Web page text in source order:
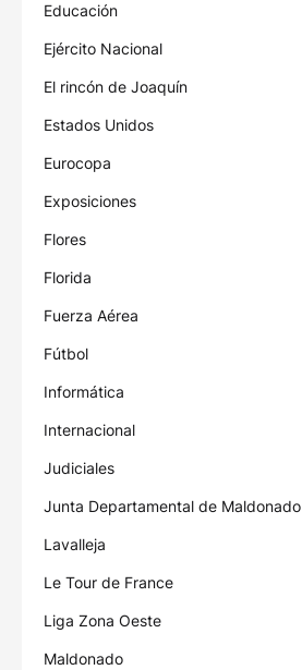
Educación
Ejército Nacional
El rincón de Joaquín
Estados Unidos
Eurocopa
Exposiciones
Flores
Florida
Fuerza Aérea
Fútbol
Informática
Internacional
Judiciales
Junta Departamental de Maldonado
Lavalleja
Le Tour de France
Liga Zona Oeste
Maldonado